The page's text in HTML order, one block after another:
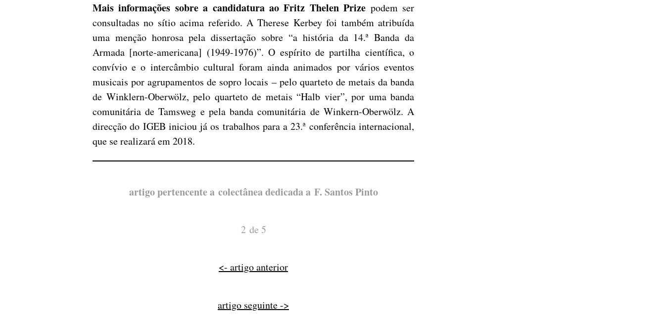
Mais informações sobre a candidatura ao Fritz Thelen Prize podem ser
consultadas no sítio acima referido. A Therese Kerbey foi também atribuída
uma menção honrosa pela dissertação sobre “a história da 14.ª Banda da
Armada [norte-americana] (1949-1976)”. O espírito de partilha científica, o
convívio e o intercâmbio cultural foram ainda animados por vários eventos
musicais por agrupamentos de sopro locais – pelo quarteto de metais da banda
de Winklern-Oberwölz, pelo quarteto de metais “Halb vier”, por uma banda
comunitária de Tamsweg e pela banda comunitária de Winkern-Oberwölz. A
direcção do IGEB iniciou já os trabalhos para a 23.ª conferência internacional,
que se realizará em 2018.
artigo pertencente a colectânea dedicada a F. Santos Pinto
2 de 5
<- artigo anterior
artigo seguinte ->